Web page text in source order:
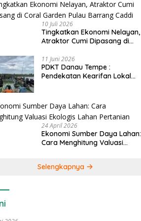
10 Juli 2026
Tingkatkan Ekonomi Nelayan,
Atraktor Cumi Dipasang di
Caddi
11 Juni 2026
PDKT Danau Tempe :
Pendekatan Kearifan Lokal
24 April 2026
Ekonomi Sumber Daya Lahan:
Cara Menghitung Valuasi
Selengkapnya